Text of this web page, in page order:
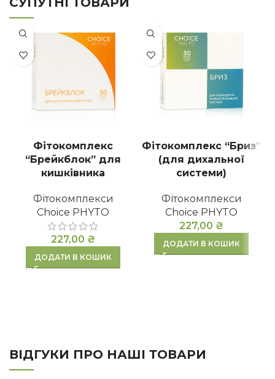
Фітокомплекс
“Брейкблок” для
кишківника
Фітокомплекси
Choice PHYTO
227,00 ₴
ДОДАТИ В КОШИК
Фітокомплекс “Бриз”
(для дихальної
системи)
Фітокомплекси
Choice PHYTO
227,00 ₴
ДОДАТИ В КОШИК
ВІДГУКИ ПРО НАШІ ТОВАРИ